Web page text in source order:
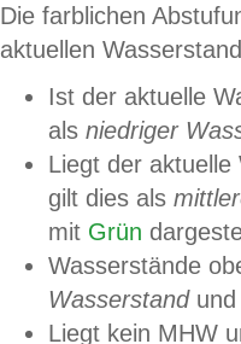
Die farblichen
aktuellen
Ist der aktuelle
als niedriger
Liegt der
gilt dies als
mit Grün
Wasserstände
Wasserstandund
Liegt kein MHW